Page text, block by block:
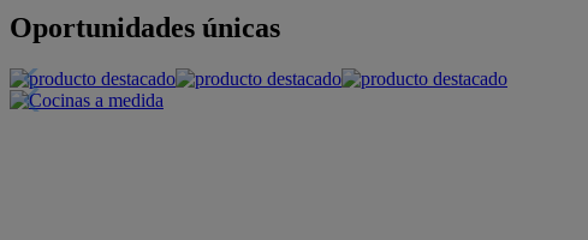
Oportunidades únicas